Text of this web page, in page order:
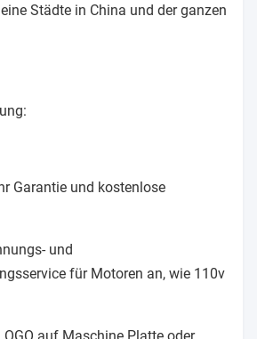
Städte in China und der ganzen
Garantie und kostenlose
und
für Motoren an, wie 110v